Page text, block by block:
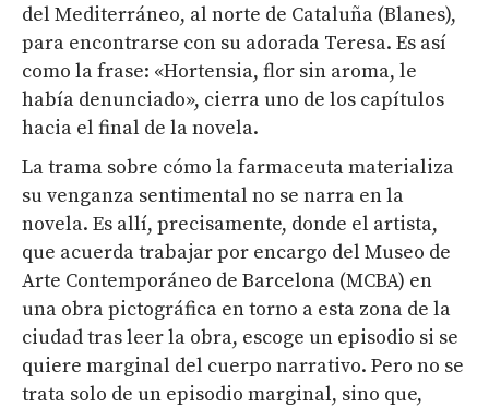
del Mediterráneo, al norte de Cataluña (Blanes),
para encontrarse con su adorada Teresa. Es así
como la frase: «Hortensia, flor sin aroma, le
había denunciado», cierra uno de los capítulos
hacia el final de la novela.
La trama sobre cómo la farmaceuta materializa
su venganza sentimental no se narra en la
novela. Es allí, precisamente, donde el artista,
que acuerda trabajar por encargo del Museo de
Arte Contemporáneo de Barcelona (MCBA) en
una obra pictográfica en torno a esta zona de la
ciudad tras leer la obra, escoge un episodio si se
quiere marginal del cuerpo narrativo. Pero no se
trata solo de un episodio marginal, sino que,